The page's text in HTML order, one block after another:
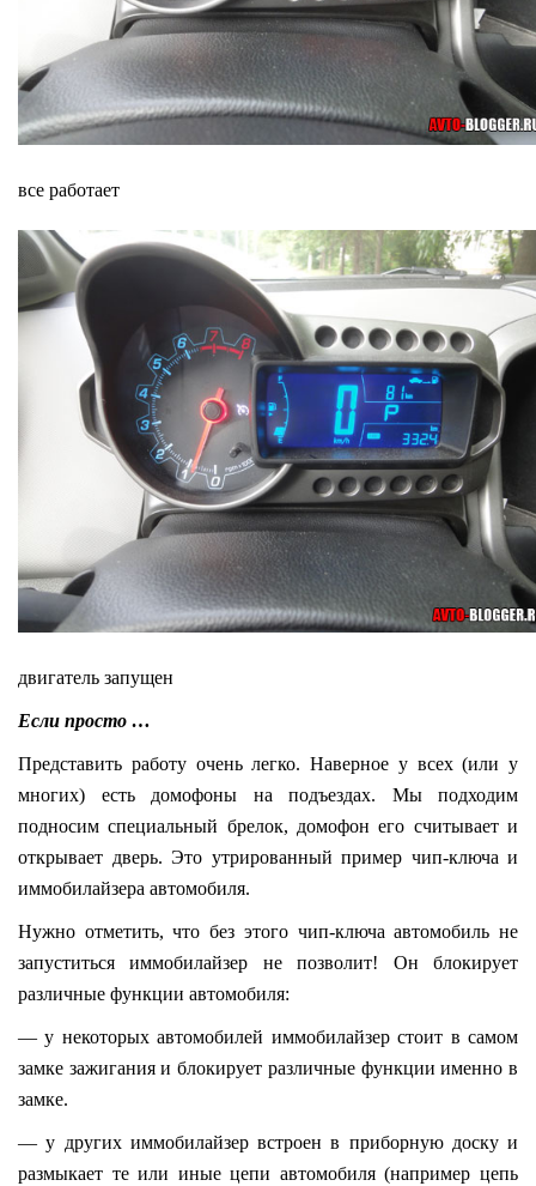
все работает
двигатель запущен
Если просто …
Представить работу очень легко. Наверное у всех (или у
многих) есть домофоны на подъездах. Мы подходим
подносим специальный брелок, домофон его считывает и
открывает дверь. Это утрированный пример чип-ключа и
иммобилайзера автомобиля.
Нужно отметить, что без этого чип-ключа автомобиль не
запуститься иммобилайзер не позволит! Он блокирует
различные функции автомобиля:
— у некоторых автомобилей иммобилайзер стоит в самом
замке зажигания и блокирует различные функции именно в
замке.
— у других иммобилайзер встроен в приборную доску и
размыкает те или иные цепи автомобиля (например цепь